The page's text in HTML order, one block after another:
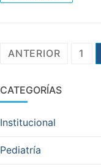
Navegación
entradas
ANTERIOR 1
CATEGORÍAS
Institucional
Pediatría